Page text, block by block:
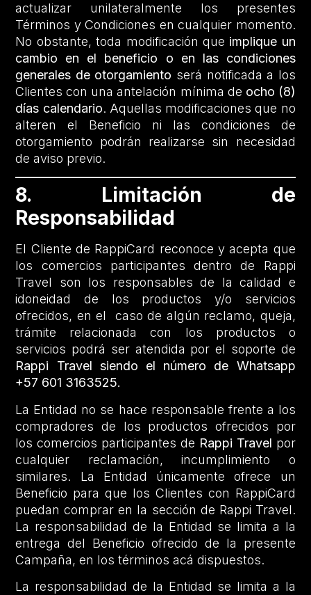
actualizar unilateralmente los presentes
Términos y Condiciones en cualquier momento.
No obstante, toda modificación que implique un
cambio en el beneficio o en las condiciones
generales de otorgamiento será notificada a los
Clientes con una antelación mínima de ocho (8)
días calendario. Aquellas modificaciones que no
alteren el Beneficio ni las condiciones de
otorgamiento podrán realizarse sin necesidad
de aviso previo.
8. Limitación de
Responsabilidad
El Cliente de RappiCard reconoce y acepta que
los comercios participantes dentro de Rappi
Travel son los responsables de la calidad e
idoneidad de los productos y/o servicios
ofrecidos, en el caso de algún reclamo, queja,
trámite relacionada con los productos o
servicios podrá ser atendida por el soporte de
Rappi Travel siendo el número de Whatsapp
+57 601 3163525.
La Entidad no se hace responsable frente a los
compradores de los productos ofrecidos por
los comercios participantes de Rappi Travel por
cualquier reclamación, incumplimiento o
similares. La Entidad únicamente ofrece un
Beneficio para que los Clientes con RappiCard
puedan comprar en la sección de Rappi Travel.
La responsabilidad de la Entidad se limita a la
entrega del Beneficio ofrecido de la presente
Campaña, en los términos acá dispuestos.
La responsabilidad de la Entidad se limita a la